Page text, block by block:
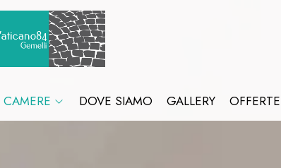
CAMERE DOVE SIAMO GALLERY OFFERTE